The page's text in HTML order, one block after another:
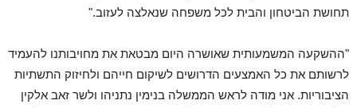
תחושת הביטחון והבית לכל משפחה שנאלצה לעזוב."
"ההשקעה המשמעותית שאושרה היום מבטאת את מחויבותנו להעמיד
לרשותם את כל האמצעים הדרושים לשיקום חייהם ולחיזוק התשתיות
הציבוריות. אני מודה לראש הממשלה בנימין נתניהו ולשר זאב אלקין